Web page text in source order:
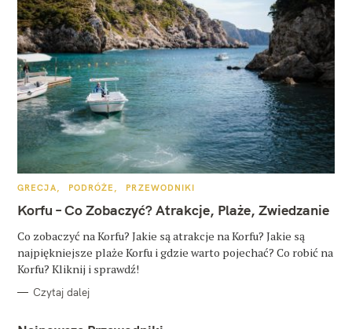
K
T
E
O
R
I
GRECJA PODRÓŻE PRZEWODNIKI
Korfu – Co Zobaczyć? Atrakcje, Plaże, Zwiedzanie
Co zobaczyć na Korfu? Jakie są atrakcje na Korfu? Jakie są
najpiękniejsze plaże Korfu i gdzie warto pojechać? Co robić na
Korfu? Kliknij i sprawdź!
Czytaj dalej